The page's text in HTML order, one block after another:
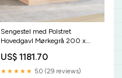
Sengestel med Polstret
Hovedgavl Mørkegrå 200 x
US$ 1181.70
★★★★★ 5.0 (29 reviews)